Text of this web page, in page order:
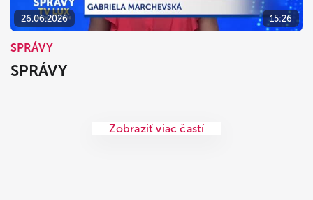
26.06.2026 15:26
SPRÁVY
SPRÁVY
Zobraziť viac častí